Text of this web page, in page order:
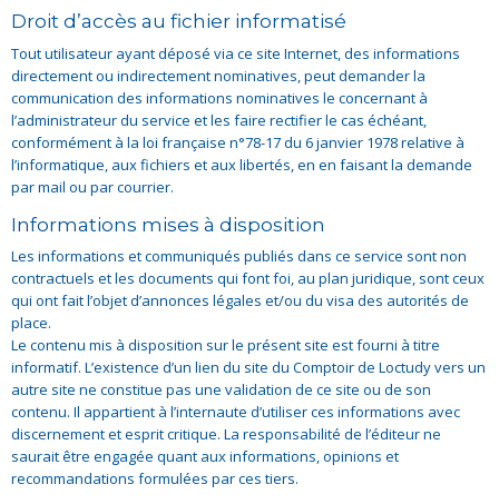
Droit d’accès au fichier informatisé
Tout utilisateur ayant déposé via ce site Internet, des informations
directement ou indirectement nominatives, peut demander la
communication des informations nominatives le concernant à
l’administrateur du service et les faire rectifier le cas échéant,
conformément à la loi française n°78-17 du 6 janvier 1978 relative à
l’informatique, aux fichiers et aux libertés, en en faisant la demande
par mail ou par courrier.
Informations mises à disposition
Les informations et communiqués publiés dans ce service sont non
contractuels et les documents qui font foi, au plan juridique, sont ceux
qui ont fait l’objet d’annonces légales et/ou du visa des autorités de
place.
Le contenu mis à disposition sur le présent site est fourni à titre
informatif. L’existence d’un lien du site du Comptoir de Loctudy vers un
autre site ne constitue pas une validation de ce site ou de son
contenu. Il appartient à l’internaute d’utiliser ces informations avec
discernement et esprit critique. La responsabilité de l’éditeur ne
saurait être engagée quant aux informations, opinions et
recommandations formulées par ces tiers.